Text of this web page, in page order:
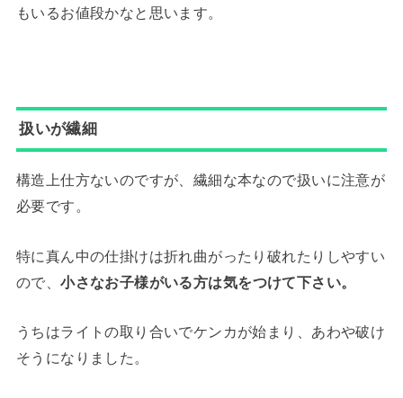
もいるお値段かなと思います。
扱いが繊細
構造上仕方ないのですが、繊細な本なので扱いに注意が
必要です。
特に真ん中の仕掛けは折れ曲がったり破れたりしやすい
ので、小さなお子様がいる方は気をつけて下さい。
うちはライトの取り合いでケンカが始まり、あわや破け
そうになりました。